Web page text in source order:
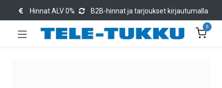
Hinnat ALV 0% B2B-hinnat ja tarjoukset kirjautumalla
0